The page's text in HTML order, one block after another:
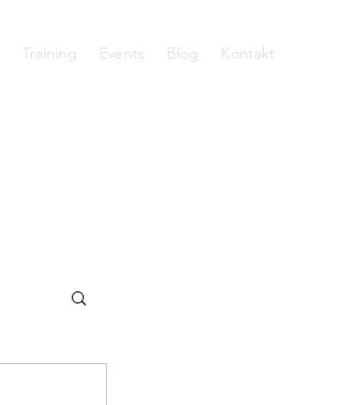
Training Events Blog Kontakt